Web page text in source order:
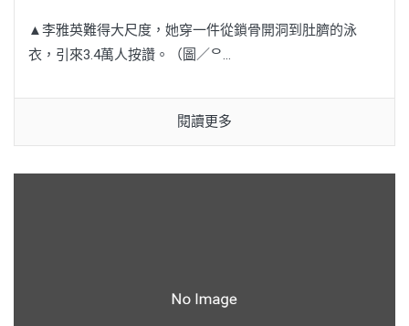
▲李雅英難得大尺度，她穿一件從鎖骨開洞到肚臍的泳
衣，引來3.4萬人按讚。（圖／ᄋ...
閱讀更多